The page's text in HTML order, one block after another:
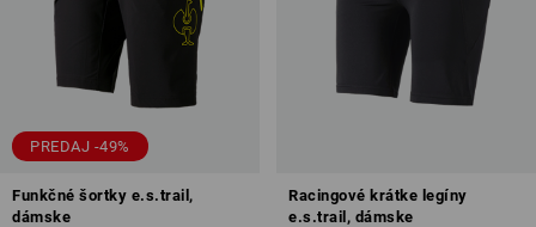
PREDAJ -49%
Funkčné šortky e.s.trail,
dámske
Racingové krátke legíny
e.s.trail, dámske